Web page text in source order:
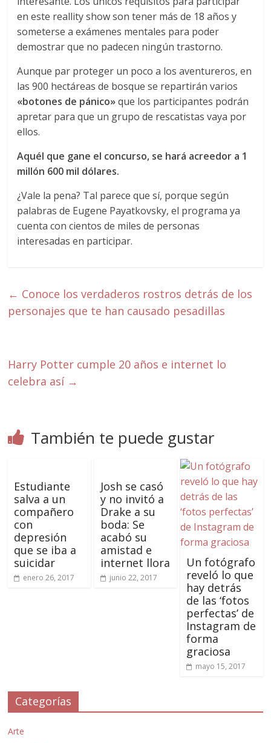
en este reallity show son tener más de 18 años y
someterse a exámenes mentales para poder
demostrar que no padecen ningún trastorno.
Aunque par proteger un poco a los aventureros, en
las 900 hectáreas de bosque se repartirán varios
«botones de pánico»que los participantes podrán
apretar para que un grupo de rescatistas vaya por
ellos.
Aquél que gane el concurso, se hará acreedor a 1
millón 600 mil dólares.
¿Vale la pena? Tal parece que sí, porque según
palabras de Eugene Payatkovsky, el programa ya
cuenta con cientos de miles de personas
interesadas en participar.
← Conoce los verdaderos rostros detrás de los
personajes que te han causado pesadillas
Harry Potter cumple 20 años e internet lo
celebra así →
También te puede gustar
Estudiante
salva a un
compañero
con
depresión
que se iba a
suicidar
enero 26, 2017
Josh se casó
y no invitó a
Drake a su
boda: Se
acabó su
amistad e
internet llora
junio 22, 2017
Un fotógrafo
reveló lo que
hay detrás
de las ‘fotos
perfectas’ de
Instagram de
forma
graciosa
mayo 15, 2017
Categorías
Arte